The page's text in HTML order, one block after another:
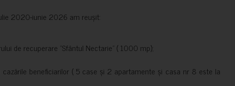
2020-iunie 2026 am reușit:
de recuperare ”Sfântul Nectarie” ( 1000 mp);
beneficiarilor ( 5 case și 2 apartamente și casa nr 8 este la